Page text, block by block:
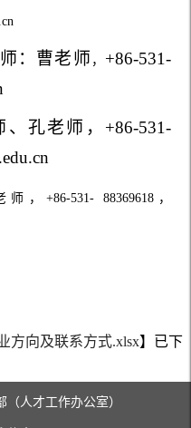
：曹老师 ， +86-531-
、孔老师 ， +86-531-
师，+86-531- 88369618，
方向及联系方式.xlsx】已下
人才工作办公室）